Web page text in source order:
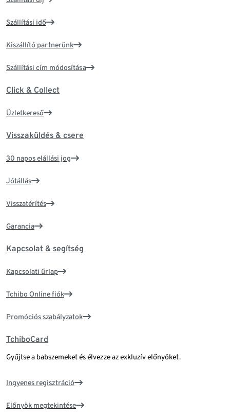
Szállítási idő
Kiszállító partnerünk
Szállítási cím módosítása
Click & Collect
Üzletkereső
Visszaküldés & csere
30 napos elállási jog
Jótállás
Visszatérítés
Garancia
Kapcsolat & segítség
Kapcsolati űrlap
Tchibo Online fiók
Promóciós szabályzatok
TchiboCard
Gyűjtse a babszemeket és élvezze az exkluzív előnyöket.
Ingyenes regisztráció
Előnyök megtekintése